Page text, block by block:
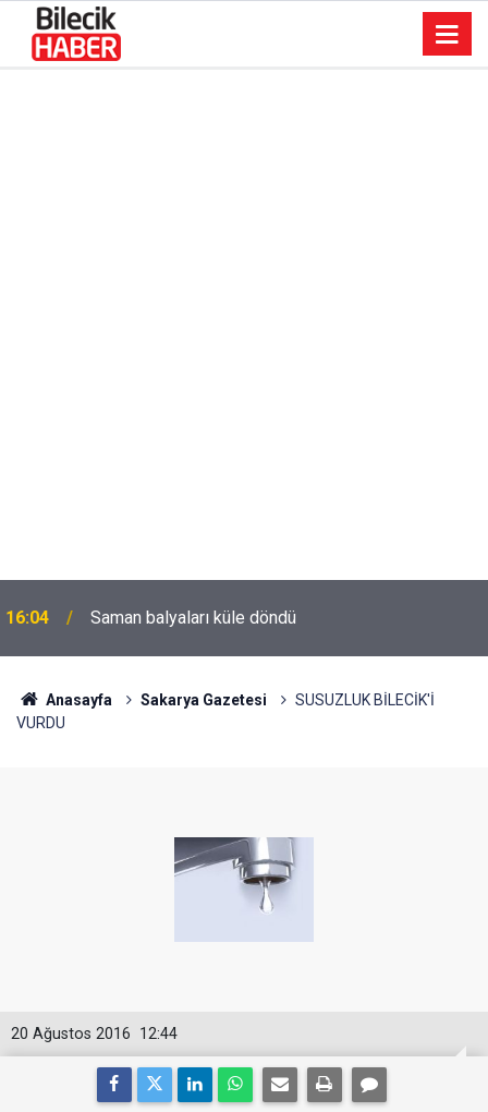
16:04 Saman balyaları küle döndü
Anasayfa Sakarya Gazetesi
SUSUZLUK BİLECİK'İ
VURDU
12:44
20 Ağustos 2016